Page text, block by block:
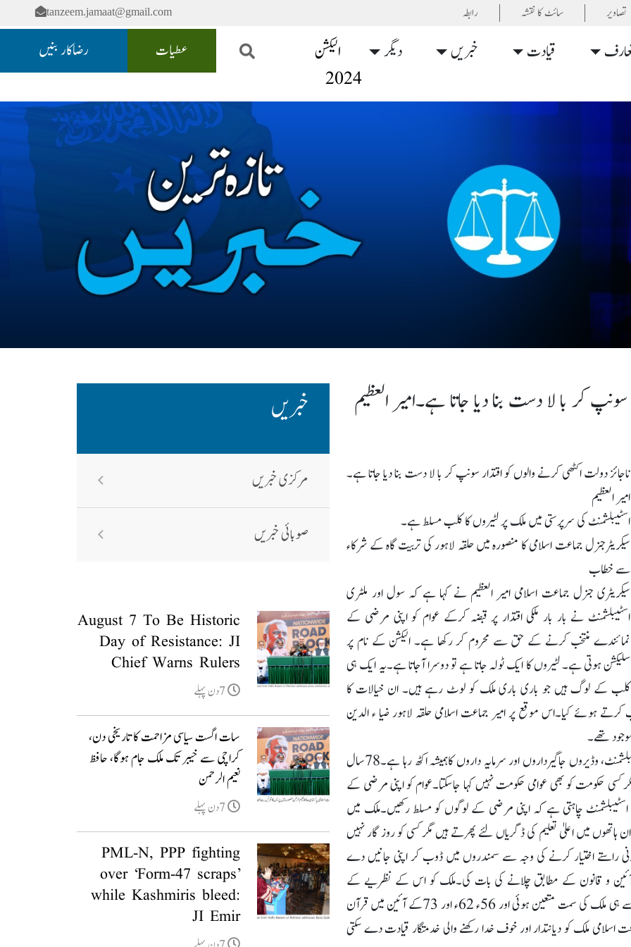
تصاویر سائٹ کا نقشہ رابطہ tanzeem.jamaat@gmail.com
قیادت خبریں دیگر
الیکشن
2024
عطیات رضاکار بنیں
کر با لا دست بنا دیا جاتا ہے۔امیر العظیم
ناجائز دولت اکٹھی کرنے والوں کو اقتدار سونپ کر با لا دست بنا دیا جاتا ہے۔
امیر العظیم
اسٹیبلشمنٹ کی سرپرستی میں ملک پر لٹیروں کا کلب مسلط ہے۔
سیکریٹرجنرل جماعت اسلامی کا منصورہ میں حلقہ لاہور کی تربیت گاہ کے شرکاء
سے خطاب
سیکریٹری جنرل جماعت اسلامی امیر العظیم نے کہا ہے کہ سول اور ملٹری
اسٹیبلشمنٹ نے بار بار ملکی اقتدار پر قبضہ کرکے عوام کو اپنی مرضی کے
نمائندے منتخب کرنے کے حق سے محروم کر رکھا ہے۔ الیکشن کے نام پر
سلیکشن ہوتی ہے۔ لٹیروں کا ایک ٹولہ جاتا ہے تو دوسرا آجاتا ہے۔یہ ایک ہی
کلب کے لوگ ہیں جو باری باری ملک کو لوٹ رہے ہیں۔ ان خیالات کا
ہوئے کیا۔اس موقع پر امیر جماعت اسلامی حلقہ لاہور ضیا ء الدین
تھے۔
امیر العظیم نے کہا کہ عدلیہ اور آئین کی حکمرانی کے خلاف اسٹیبلشمنٹ، وڈیروں جاگیرداروں اور سرمایہ داروں کاہمیشہ اکٹھ رہا ہے۔78سال
کسی حکومت کو بھی عوامی حکومت نہیں کہا جاسکتا۔عوام کو اپنی مرضی کے
چاہتی ہے کہ اپنی مرضی کے لوگوں کو مسلط رکھیں۔ملک میں
میں اعلیٰ تعلیم کی ڈگریاں لئے پھرتے ہیں مگر کسی کو روز گار نہیں
راستے اختیار کرنے کی وجہ سے سمندروں میں ڈوب کر اپنی جانیں دے
و قانون کے مطابق چلانے کی بات کی۔ملک کو اس کے نظریے کے
مطابق چلانے کیلئے قرارداد مقاصد پاس کروائی۔قرار داد مقاصد سے ہی ملک کی سمت متعین ہوئی اور 56ء 62ء اور 73کے آئین میں قرآن
ملک کو دیانتدار اور خوف خدا رکھنے والی خدمتگار قیادت دے سکتی
خبریں
مرکزی خبریں
صوبائی خبریں
August 7 To Be Historic
Day of Resistance: JI
Chief Warns Rulers
سات اگست سیاسی مزاحمت کا تاریخی دن،
کراچی سے خیبر تک ملک جام ہوگا، حافظ
نعیم الرحمن
PML-N, PPP fighting
over ‘Form-47 scraps’
while Kashmiris bleed:
JI Emir